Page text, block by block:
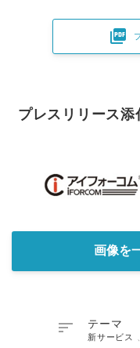

プレスリリース添
画像を
 テーマ
新サービス